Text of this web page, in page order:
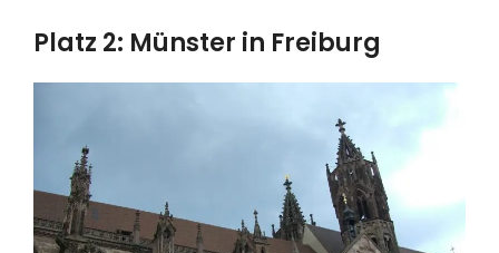
Platz 2: Münster in Freiburg